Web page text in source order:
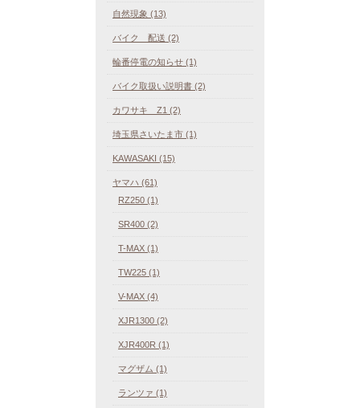
自然現象 (13)
バイク 配送 (2)
輪番停電の知らせ (1)
バイク取扱い説明書 (2)
カワサキ Z1 (2)
埼玉県さいたま市 (1)
KAWASAKI (15)
ヤマハ (61)
RZ250 (1)
SR400 (2)
T-MAX (1)
TW225 (1)
V-MAX (4)
XJR1300 (2)
XJR400R (1)
マグザム (1)
ランツァ (1)